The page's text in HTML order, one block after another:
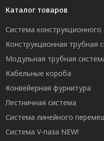
Каталог товаров
Система
Конструкционная трубная
Модульная трубная
Кабельные короба
Конвейерная фурнитура
Лестничная система
Система линейного
Система V-паза NEW!